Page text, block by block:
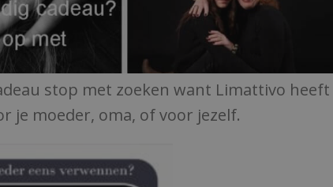
stop met zoeken want Limattivo
je moeder, oma, of voor jezelf.